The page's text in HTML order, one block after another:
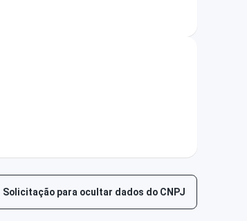
Solicitação para ocultar dados do CNPJ